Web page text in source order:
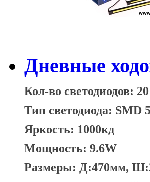
Дневные
Кол-во светодиодов:
Тип светодиода: SMD
Яркость: 1000кд
Мощность: 9.6W
Размеры: Д:470мм,